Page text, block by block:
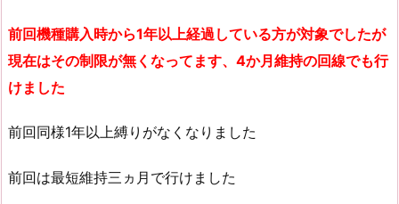
前回機種購入時から1年以上経過している方が対象でしたが
現在はその制限が無くなってます、4か月維持の回線でも行
けました
前回同様1年以上縛りがなくなりました
前回は最短維持三ヵ月で行けました